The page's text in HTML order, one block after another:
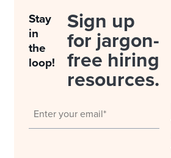
Stay
in
the
loop!
Sign up
for jargon-
free hiring
resources.